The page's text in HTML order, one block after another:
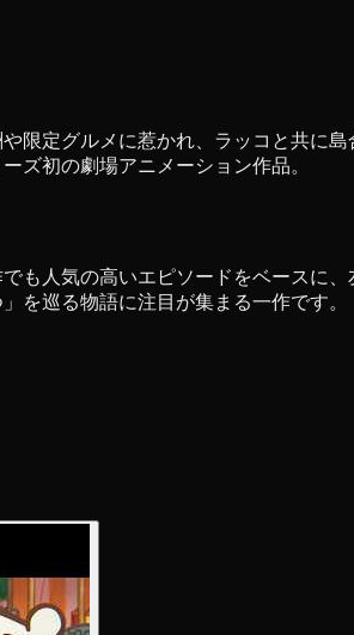
限定グルメに惹かれ、ラッコと共に
ズ初の劇場アニメーション作品。
も人気の高いエピソードをベースに
を巡る物語に注目が集まる一作です。